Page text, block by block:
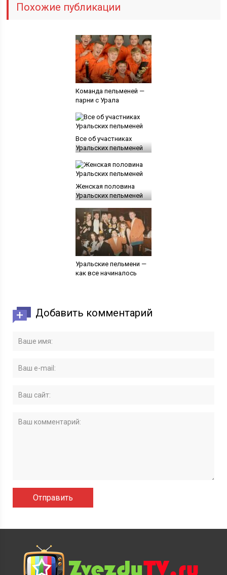
Похожие публикации
Команда пельменей —
парни с Урала
Все об участниках
Уральских пельменей
Женская половина
Уральских пельменей
Уральские пельмени —
как все начиналось
Добавить комментарий